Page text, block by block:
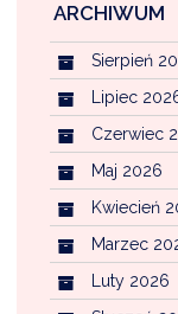
CZYSTE POWIETRZE
EWIDENCJA
ARCHIWUM
Sierpień
Lipiec
Czerwiec
Maj 2026
Kwiecień
Marzec
Luty 2026